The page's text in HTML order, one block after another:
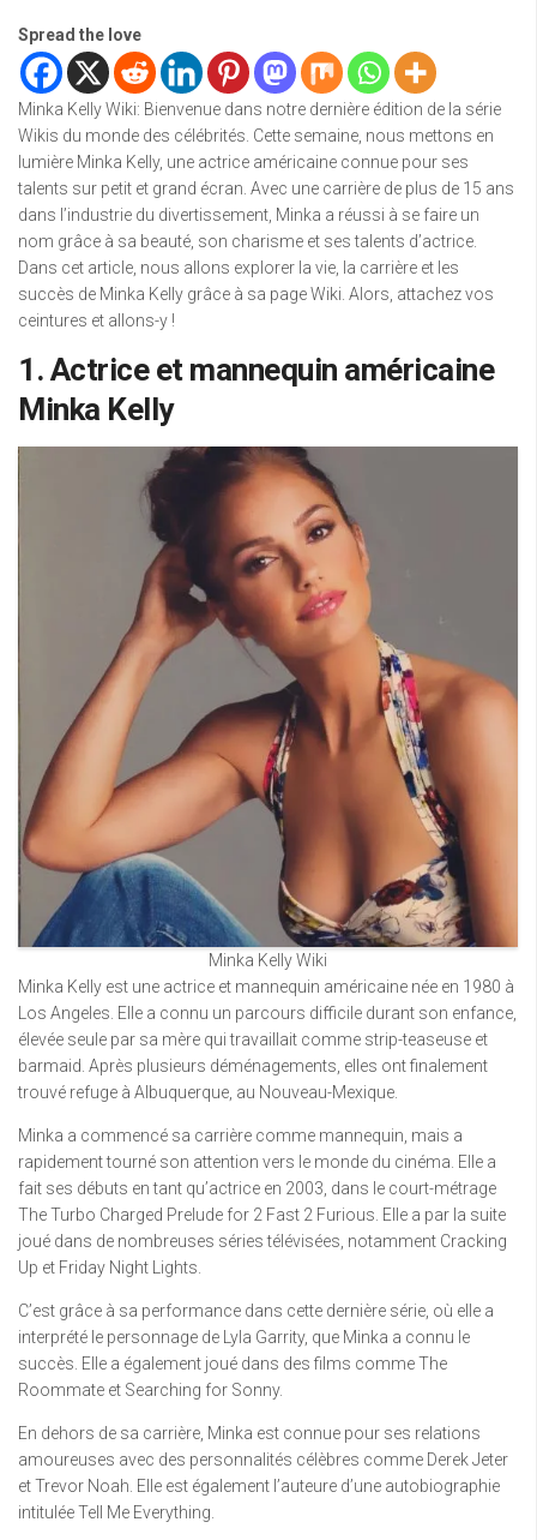
Spread the love
Minka Kelly Wiki: Bienvenue dans notre dernière édition de la série
Wikis du monde des célébrités. Cette semaine, nous mettons en
lumière Minka Kelly, une actrice américaine connue pour ses
talents sur petit et grand écran. Avec une carrière de plus de 15 ans
dans l’industrie du divertissement, Minka a réussi à se faire un
nom grâce à sa beauté, son charisme et ses talents d’actrice.
Dans cet article, nous allons explorer la vie, la carrière et les
succès de Minka Kelly grâce à sa page Wiki. Alors, attachez vos
ceintures et allons-y !
1. Actrice et mannequin américaine
Minka Kelly
Minka Kelly Wiki
Minka Kelly est une actrice et mannequin américaine née en 1980 à
Los Angeles. Elle a connu un parcours difficile durant son enfance,
élevée seule par sa mère qui travaillait comme strip-teaseuse et
barmaid. Après plusieurs déménagements, elles ont finalement
trouvé refuge à Albuquerque, au Nouveau-Mexique.
Minka a commencé sa carrière comme mannequin, mais a
rapidement tourné son attention vers le monde du cinéma. Elle a
fait ses débuts en tant qu’actrice en 2003, dans le court-métrage
The Turbo Charged Prelude for 2 Fast 2 Furious. Elle a par la suite
joué dans de nombreuses séries télévisées, notamment Cracking
Up et Friday Night Lights.
C’est grâce à sa performance dans cette dernière série, où elle a
interprété le personnage de Lyla Garrity, que Minka a connu le
succès. Elle a également joué dans des films comme The
Roommate et Searching for Sonny.
En dehors de sa carrière, Minka est connue pour ses relations
amoureuses avec des personnalités célèbres comme Derek Jeter
et Trevor Noah. Elle est également l’auteure d’une autobiographie
intitulée Tell Me Everything.